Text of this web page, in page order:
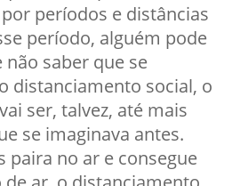
períodos e distâncias
período, alguém pode
saber que se
distanciamento social, o
ser, talvez, até mais
se imaginava antes.
paira no ar e consegue